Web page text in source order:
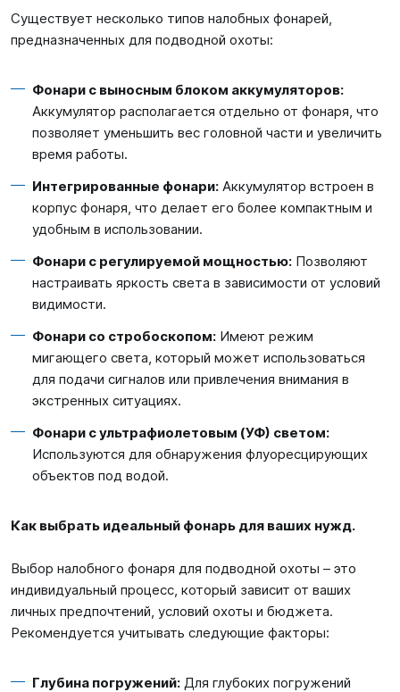
Существует несколько типов налобных фонарей,
предназначенных для подводной охоты:
Фонари с выносным блоком аккумуляторов:
Аккумулятор располагается отдельно от фонаря, что
позволяет уменьшить вес головной части и увеличить
время работы.
Интегрированные фонари: Аккумулятор встроен в
корпус фонаря, что делает его более компактным и
удобным в использовании.
Фонари с регулируемой мощностью: Позволяют
настраивать яркость света в зависимости от условий
видимости.
Фонари со стробоскопом: Имеют режим
мигающего света, который может использоваться
для подачи сигналов или привлечения внимания в
экстренных ситуациях.
Фонари с ультрафиолетовым (УФ) светом:
Используются для обнаружения флуоресцирующих
объектов под водой.
Как выбрать идеальный фонарь для ваших нужд.
Выбор налобного фонаря для подводной охоты – это
индивидуальный процесс, который зависит от ваших
личных предпочтений, условий охоты и бюджета.
Рекомендуется учитывать следующие факторы:
Глубина погружений: Для глубоких погружений